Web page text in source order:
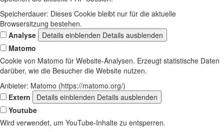
Speicherdauer: Dieses Cookie bleibt nur für die aktuelle
Browsersitzung bestehen.
Analyse
Details einblenden Details ausblenden
Matomo
Cookie von Matomo für Website-Analysen. Erzeugt statistische Daten
darüber, wie die Besucher die Website nutzen.
Anbieter: Matomo (https://matomo.org/)
Extern
Details einblenden Details ausblenden
Youtube
Wird verwendet, um YouTube-Inhalte zu entsperren.